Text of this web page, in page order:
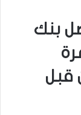
بنك
للمرة
قبل